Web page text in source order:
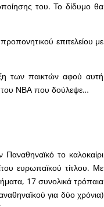
του. Το δίδυμο θα
επιτελείου με
των παικτών αφού αυτή
ΝΒΑ που δούλεψε…
το καλοκαίρι
ευρωπαϊκού τίτλου. Με
17 συνολικά τρόπαια
για δύο χρόνια)